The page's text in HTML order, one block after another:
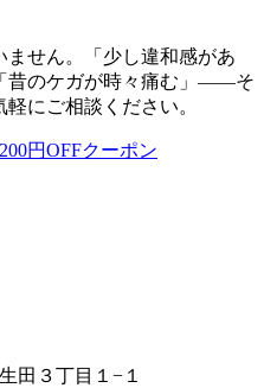
ません。「少し違和感があ
昔のケガが時々痛む」――そ
にご相談ください。
田３丁目１−１